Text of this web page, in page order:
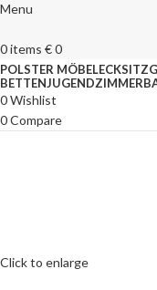
Menu
0items €0
POLSTER MÖBEL
BETTENJUGENDZIMMER
0Wishlist
0Compare
Click to enlarge